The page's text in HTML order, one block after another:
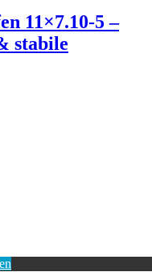
11×7.10‑5 –
stabile